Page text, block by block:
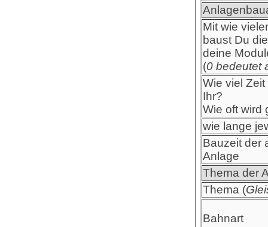
Mit wie
baust Du
deine
(0 bedeutet
Wie viel
Ihr?
Wie oft wird
wie lange
Bauzeit der
Anlage
Thema der
Thema (
Bahnart